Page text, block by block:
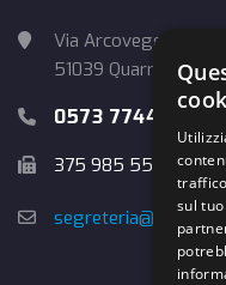
Via Arcoveggio, 4
51039 Quarrata (PT)
0573 774457
375 985 5526
sul